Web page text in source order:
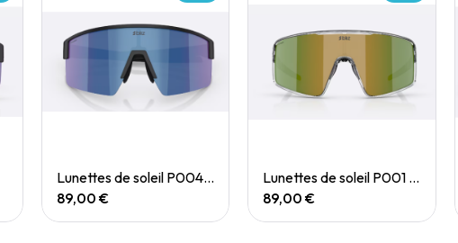
Quick View
Lunettes de soleil P004 Small
89,00 €
Quick View
Lunettes de soleil P001 Small
89,00 €